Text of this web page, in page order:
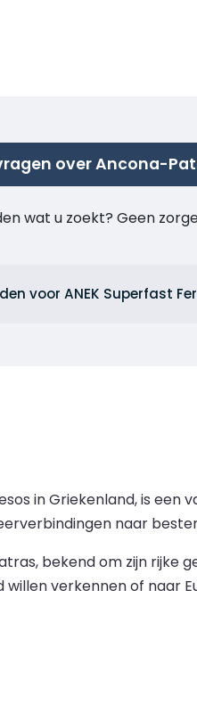
over Ancona-
wat u zoekt? Geen
voor ANEK Superfast
in Griekenland, is een
naar
bekend om zijn rijke
verkennen of naar